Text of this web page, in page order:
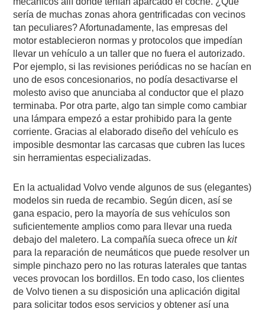
sería de muchas zonas ahora gentrificadas con vecinos
tan peculiares? Afortunadamente, las empresas del
motor establecieron normas y protocolos que impedían
llevar un vehículo a un taller que no fuera el autorizado.
Por ejemplo, si las revisiones periódicas no se hacían en
uno de esos concesionarios, no podía desactivarse el
molesto aviso que anunciaba al conductor que el plazo
terminaba. Por otra parte, algo tan simple como cambiar
una lámpara empezó a estar prohibido para la gente
corriente. Gracias al elaborado diseño del vehículo es
imposible desmontar las carcasas que cubren las luces
sin herramientas especializadas.
En la actualidad Volvo vende algunos de sus (elegantes)
modelos sin rueda de recambio. Según dicen, así se
gana espacio, pero la mayoría de sus vehículos son
suficientemente amplios como para llevar una rueda
debajo del maletero. La compañía sueca ofrece unkit
para la reparación de neumáticos que puede resolver un
simple pinchazo pero no las roturas laterales que tantas
veces provocan los bordillos. En todo caso, los clientes
de Volvo tienen a su disposición una aplicación digital
para solicitar todos esos servicios y obtener así una